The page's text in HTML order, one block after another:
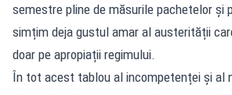
semestre pline de măsurile pachetelor și
simțim deja gustul amar al austerității
doar pe apropiații regimului.
În tot acest tablou al incompetenței și al